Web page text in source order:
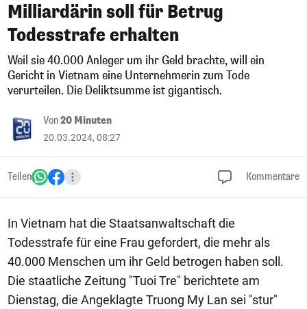
Milliardärin soll für Betrug
Todesstrafe erhalten
Weil sie 40.000 Anleger um ihr Geld brachte, will ein
Gericht in Vietnam eine Unternehmerin zum Tode
verurteilen. Die Deliktsumme ist gigantisch.
Von20 Minuten
20.03.2024, 08:27
Teilen Kommentare
In Vietnam hat die Staatsanwaltschaft die
Todesstrafe für eine Frau gefordert, die mehr als
40.000 Menschen um ihr Geld betrogen haben soll.
Die staatliche Zeitung "Tuoi Tre" berichtete am
Dienstag, die Angeklagte Truong My Lan sei "stur"